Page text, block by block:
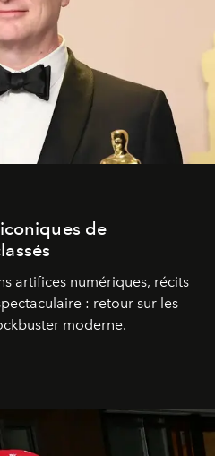
de
artifices numériques, récits
: retour sur les
moderne.